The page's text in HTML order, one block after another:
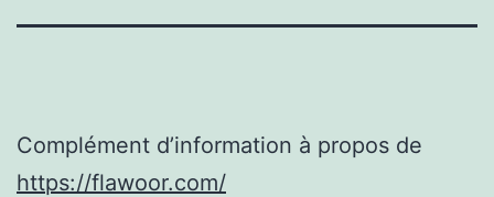
Complément d’information à propos de
https://flawoor.com/